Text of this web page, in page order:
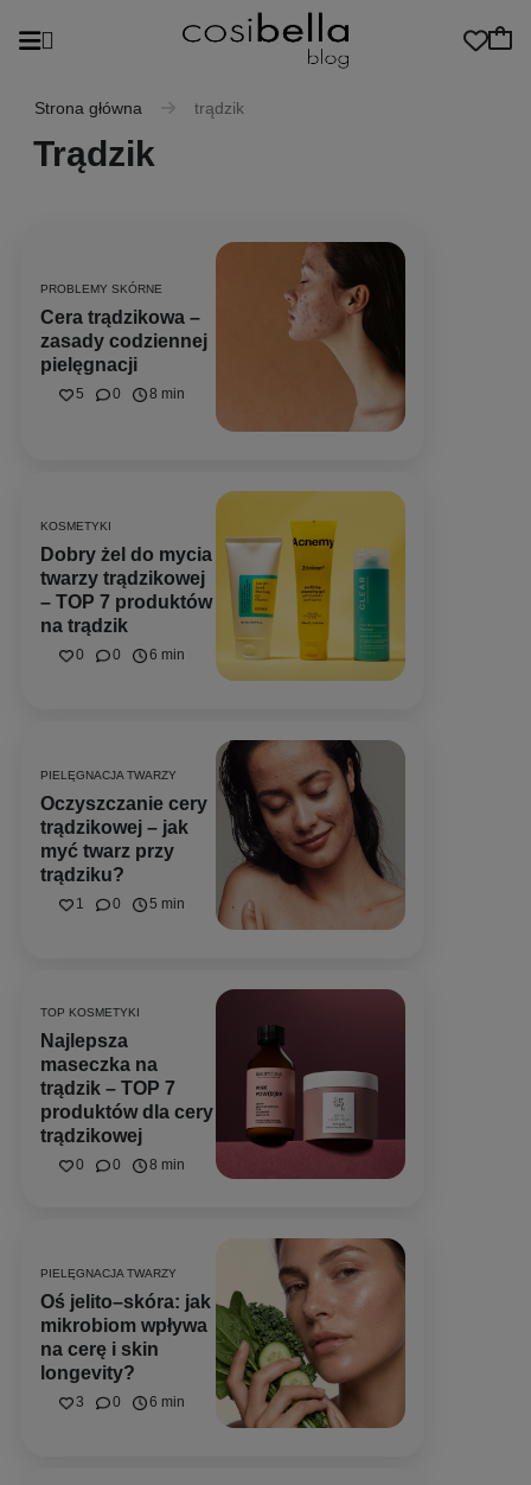
Strona główna trądzik
Trądzik
PROBLEMY SKÓRNE
Cera trądzikowa –
zasady codziennej
pielęgnacji
5 0 8 min
KOSMETYKI
Dobry żel do mycia
twarzy trądzikowej
– TOP 7 produktów
na trądzik
0 0 6 min
PIELĘGNACJA TWARZY
Oczyszczanie cery
trądzikowej – jak
myć twarz przy
trądziku?
1 0 5 min
TOP KOSMETYKI
Najlepsza
maseczka na
trądzik – TOP 7
produktów dla cery
trądzikowej
0 0 8 min
PIELĘGNACJA TWARZY
Oś jelito–skóra: jak
mikrobiom wpływa
na cerę i skin
longevity?
3 0 6 min